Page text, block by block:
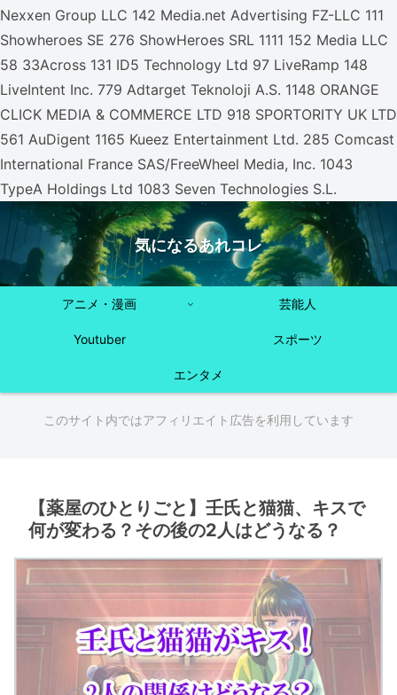
Nexxen Group LLC 142 Media.net Advertising FZ-LLC 111
Showheroes SE 276 ShowHeroes SRL 1111 152 Media LLC
58 33Across 131 ID5 Technology Ltd 97 LiveRamp 148
LiveIntent Inc. 779 Adtarget Teknoloji A.S. 1148 ORANGE
CLICK MEDIA & COMMERCE LTD 918 SPORTORITY UK LTD
561 AuDigent 1165 Kueez Entertainment Ltd. 285 Comcast
International France SAS/FreeWheel Media, Inc. 1043
TypeA Holdings Ltd 1083 Seven Technologies S.L.
気になるあれコレ
アニメ・漫画 芸能人
Youtuber スポーツ
エンタメ
このサイト内ではアフィリエイト広告を利用しています
【薬屋のひとりごと】壬氏と猫猫、キスで
何が変わる？その後の2人はどうなる？